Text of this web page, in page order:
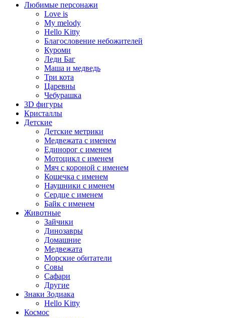
Любимые персонажи
Love is
My melody
Hello Kitty
Благословение небожителей
Куроми
Леди Баг
Маша и медведь
Три кота
Царевны
Чебурашка
3D фигуры
Кристаллы
Детские
Детские метрики
Медвежата с именем
Единорог с именем
Мотоцикл с именем
Мяч с короной с именем
Кошечка с именем
Наушники с именем
Сердце с именем
Байк с именем
Животные
Зайчики
Динозавры
Домашние
Медвежата
Морские обитатели
Совы
Сафари
Другие
Знаки Зодиака
Hello Kitty
Космос